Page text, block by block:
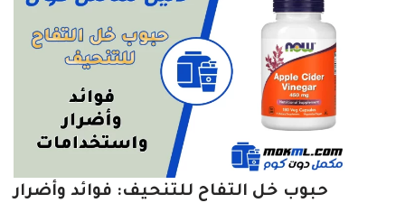
حبوب خل التفاح للتنحيف: فوائد وأضرار